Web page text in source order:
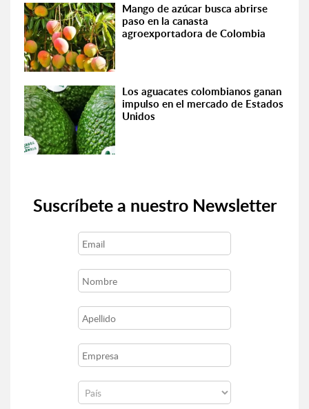
Mango de azúcar busca abrirse
paso en la canasta
agroexportadora de Colombia
Los aguacates colombianos ganan
impulso en el mercado de Estados
Unidos
Suscríbete a nuestro Newsletter